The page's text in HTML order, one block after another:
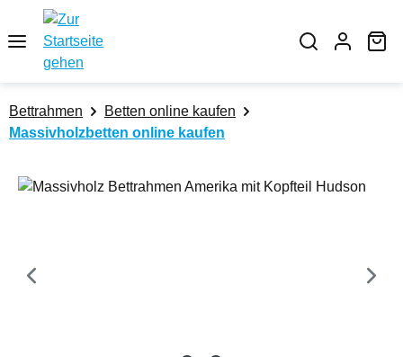
Zum Hauptinhalt springen
Bettrahmen
Betten online kaufen
Massivholzbetten online kaufen
Bildergalerie überspringen